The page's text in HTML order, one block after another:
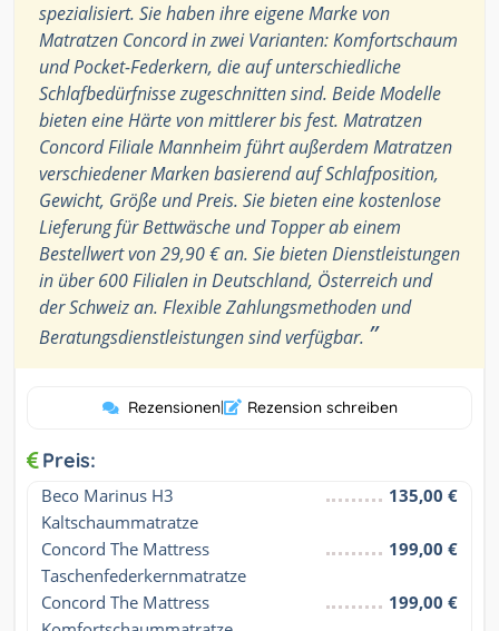
spezialisiert. Sie haben ihre eigene Marke von
Matratzen Concord in zwei Varianten: Komfortschaum
und Pocket-Federkern, die auf unterschiedliche
Schlafbedürfnisse zugeschnitten sind. Beide Modelle
bieten eine Härte von mittlerer bis fest. Matratzen
Concord Filiale Mannheim führt außerdem Matratzen
verschiedener Marken basierend auf Schlafposition,
Gewicht, Größe und Preis. Sie bieten eine kostenlose
Lieferung für Bettwäsche und Topper ab einem
Bestellwert von 29,90 € an. Sie bieten Dienstleistungen
in über 600 Filialen in Deutschland, Österreich und
der Schweiz an. Flexible Zahlungsmethoden und
Beratungsdienstleistungen sind verfügbar. ”
Rezensionen| Rezension schreiben
Preis:
Beco Marinus H3
Kaltschaummatratze
135,00 €
Concord The Mattress
Taschenfederkernmatratze
199,00 €
Concord The Mattress
199,00 €